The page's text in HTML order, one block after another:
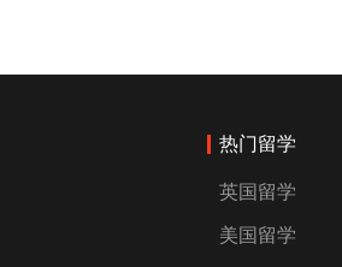
热门留学
英国留学
美国留学